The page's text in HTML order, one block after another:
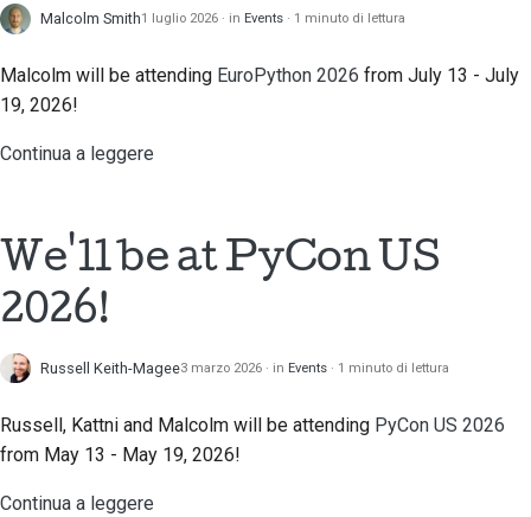
Scrittura della
Fornire una recensione
funzionalità
Malcolm Smith1 luglio 2026 in Events 1 minuto di lettura
Malcolm will be attending EuroPython 2026 from July 13 - July
19, 2026!
Continua a leggere
We'll be at PyCon US
2026!
Russell Keith-Magee3 marzo 2026 in Events 1 minuto di lettura
Russell, Kattni and Malcolm will be attending PyCon US 2026
from May 13 - May 19, 2026!
Continua a leggere